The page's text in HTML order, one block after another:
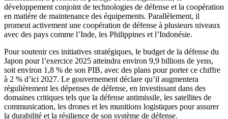
développement conjoint de technologies de défense et la coopération
en matière de maintenance des équipements. Parallèlement, il
promeut activement une coopération de défense à plusieurs niveaux
avec des pays comme l’Inde, les Philippines et l’Indonésie.
Pour soutenir ces initiatives stratégiques, le budget de la défense du
Japon pour l’exercice 2025 atteindra environ 9,9 billions de yens,
soit environ 1,8 % de son PIB, avec des plans pour porter ce chiffre
à 2 % d’ici 2027. Le gouvernement déclare qu’il augmentera
régulièrement les dépenses de défense, en investissant dans des
domaines critiques tels que la défense antimissile, les satellites de
communication, les drones et les munitions logistiques pour assurer
la durabilité et la résilience de son système de défense.